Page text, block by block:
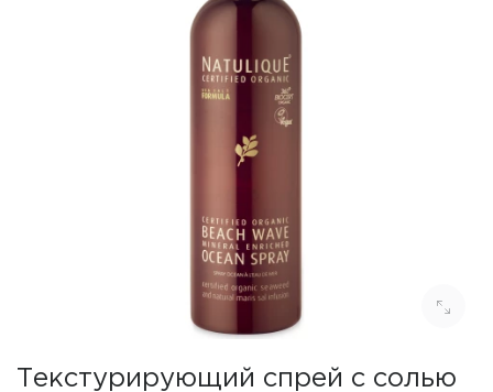
Текстурирующий спрей с солью